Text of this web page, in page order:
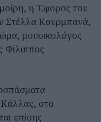
η Έφορος του
Στέλλα Κουρμπανά,
μουσικολόγος
Φίλιππος
Κάλλας, στο
επίσης